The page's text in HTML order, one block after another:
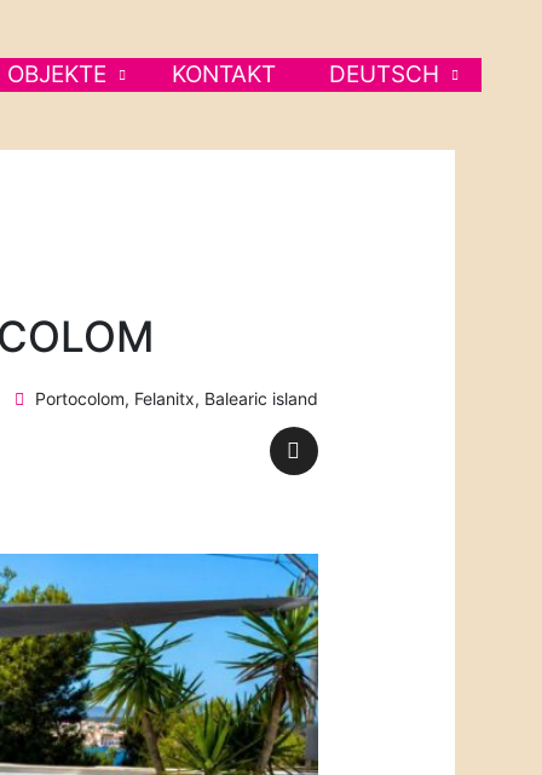
OBJEKTE KONTAKT DEUTSCH
Portocolom, Felanitx, Balearic island